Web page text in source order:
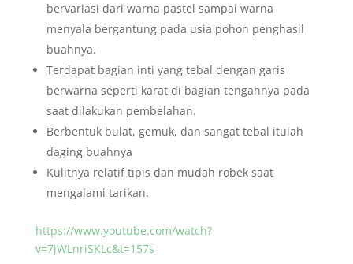
bervariasi dari warna pastel sampai warna
menyala bergantung pada usia pohon penghasil
buahnya.
Terdapat bagian inti yang tebal dengan garis
berwarna seperti karat di bagian tengahnya pada
saat dilakukan pembelahan.
Berbentuk bulat, gemuk, dan sangat tebal itulah
daging buahnya
Kulitnya relatif tipis dan mudah robek saat
mengalami tarikan.
https://www.youtube.com/watch?
v=7jWLnriSKLc&t=157s